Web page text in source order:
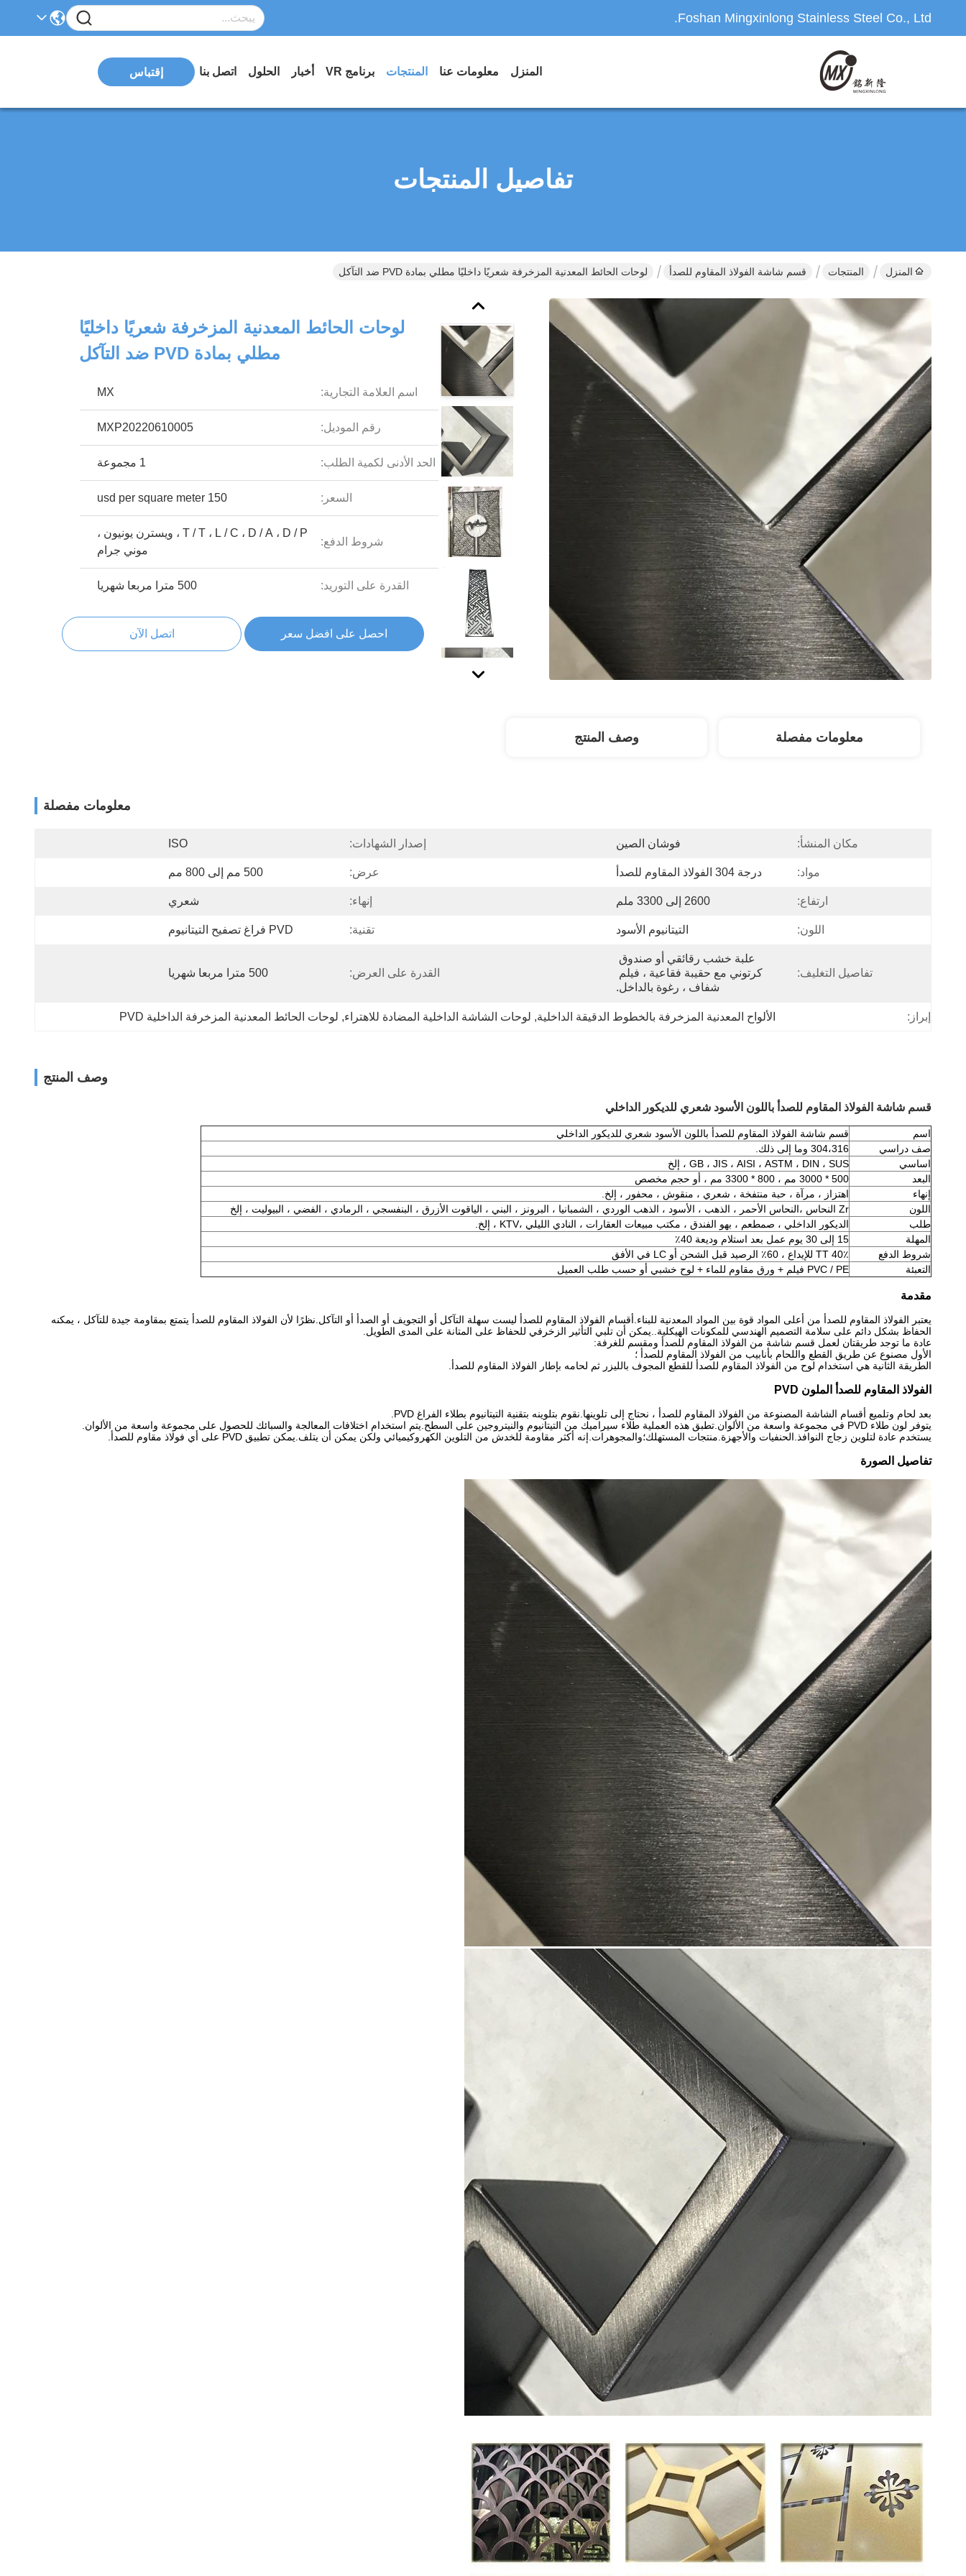
Foshan Mingxinlong Stainless Steel Co., Ltd.
المنزل معلومات عنا المنتجات برنامج VR أخبار الحلول اتصل بنا إقتباس
تفاصيل المنتجات
المنزل المنتجات قسم شاشة الفولاذ المقاوم للصدأ لوحات الحائط المعدنية المزخرفة شعريًا داخليًا مطلي بمادة PVD ضد التآكل
لوحات الحائط المعدنية المزخرفة شعريًا داخليًا
مطلي بمادة PVD ضد التآكل
اسم العلامة التجارية: MX
رقم الموديل: MXP20220610005
الحد الأدنى لكمية الطلب: 1 مجموعة
السعر: 150 usd per square meter
شروط الدفع:
T / T ، L / C ، D / A ، D / P ، ويسترن يونيون ،
موني جرام
القدرة على التوريد: 500 مترا مربعا شهريا
احصل على افضل سعر اتصل الآن
معلومات مفصلة وصف المنتج
معلومات مفصلة
مكان المنشأ: فوشان الصين إصدار الشهادات: ISO
مواد: درجة 304 الفولاذ المقاوم للصدأ عرض: 500 مم إلى 800 مم
ارتفاع: 2600 إلى 3300 ملم إنهاء: شعري
اللون: التيتانيوم الأسود تقنية: PVD فراغ تصفيح التيتانيوم
تفاصيل التغليف:
شفاف ، رغوة بالداخل.
القدرة على العرض: 500 مترا مربعا شهريا
إبراز: الألواح المعدنية المزخرفة بالخطوط الدقيقة الداخلية, لوحات الشاشة الداخلية المضادة للاهتراء, لوحات الحائط المعدنية المزخرفة الداخلية PVD
وصف المنتج
قسم شاشة الفولاذ المقاوم للصدأ باللون الأسود شعري للديكور الداخلي
اسم
قسم شاشة الفولاذ المقاوم للصدأ باللون الأسود شعري للديكور الداخلي
صف دراسي
304،316 وما إلى ذلك.
اساسي
GB ، JIS ، AISI ، ASTM ، DIN ، SUS ، إلخ
البعد
500 * 3000 مم ، 800 * 3300 مم ، أو حجم مخصص
إنهاء
اهتزاز ، مرآة ، حبة منتفخة ، شعري ، منقوش ، محفور ، إلخ.
اللون
Zr النحاس ،
النحاس الأحمر ، الذهب ، الأسود ، الذهب الوردي ، الشمبانيا ، البرونز ، البني ، الياقوت الأزرق ، البنفسجي ، الرمادي ، الفضي ، البيوليت ، إلخ
طلب
الديكور الداخلي ، صمطعم ، بهو الفندق ، مكتب مبيعات العقارات ، النادي الليلي ،KTV ، إلخ.
المهلة
15 إلى 30 يوم عمل بعد استلام وديعة 40٪
شروط الدفع
40٪ TT للإيداع ، 60٪ الرصيد قبل الشحن أو LC في الأفق
التعبئة
PVC / PE فيلم + ورق مقاوم للماء + لوح خشبي أو حسب طلب العميل
مقدمة
يعتبر الفولاذ المقاوم للصدأ من أعلى المواد قوة بين المواد المعدنية للبناء.أقسام الفولاذ المقاوم للصدأ ليست سهلة التآكل أو التجويف أو الصدأ أو التآكل.نظرًا لأن الفولاذ المقاوم للصدأ يتمتع بمقاومة جيدة للتآكل ، يمكنه
الحفاظ بشكل دائم على سلامة التصميم الهندسي للمكونات الهيكلية..يمكن أن تلبي التأثير الزخرفي للحفاظ على المتانة على المدى الطويل.
عادة ما توجد طريقتان لعمل قسم شاشة من الفولاذ المقاوم للصدأ ومقسم للغرفة:
الأول مصنوع عن طريق القطع واللحام بأنابيب من الفولاذ المقاوم للصدأ ؛
الطريقة الثانية هي استخدام لوح من الفولاذ المقاوم للصدأ للقطع المجوف بالليزر ثم لحامه بإطار الفولاذ المقاوم للصدأ.
الفولاذ المقاوم للصدأ الملون PVD
بعد لحام وتلميع أقسام الشاشة المصنوعة من الفولاذ المقاوم للصدأ ، نحتاج إلى تلوينها.نقوم بتلوينه بتقنية التيتانيوم بطلاء الفراغ PVD.
يتوفر لون طلاء PVD في مجموعة واسعة من الألوان.تطبق هذه العملية طلاء سيراميك من التيتانيوم والنيتروجين على السطح.يتم استخدام اختلافات المعالجة والسبائك للحصول على مجموعة واسعة من الألوان.
يستخدم عادة لتلوين زجاج النوافذ.الحنفيات والأجهزة.منتجات المستهلك؛والمجوهرات.إنه أكثر مقاومة للخدش من التلوين الكهروكيميائي ولكن يمكن أن يتلف.يمكن تطبيق PVD على أي فولاذ مقاوم للصدأ.
تفاصيل الصورة